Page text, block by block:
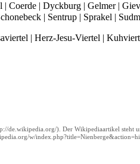
| Coerde | Dyckburg | Gelmer|
| Sentrup | Sprakel |
| Herz-Jesu-Viertel |
. Der Wikipediaartikel steht